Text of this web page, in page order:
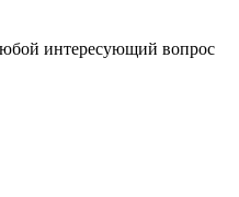
интересующий вопрос